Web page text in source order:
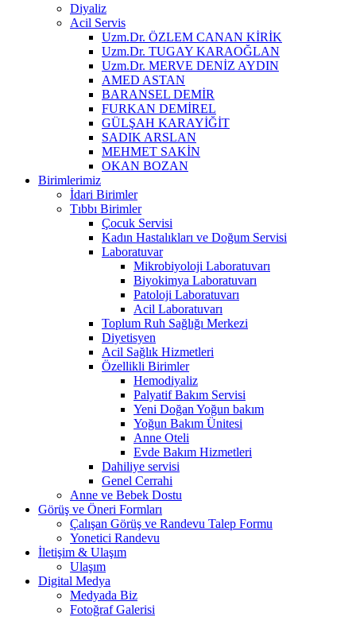
Diyaliz
Acil Servis
Uzm.Dr. ÖZLEM CANAN KİRİK
Uzm.Dr. TUGAY KARAOĞLAN
Uzm.Dr. MERVE DENİZ AYDIN
AMED ASTAN
BARANSEL DEMİR
FURKAN DEMİREL
GÜLŞAH KARAYİĞİT
SADIK ARSLAN
MEHMET SAKİN
OKAN BOZAN
Birimlerimiz
İdari Birimler
Tıbbı Birimler
Çocuk Servisi
Kadın Hastalıkları ve Doğum Servisi
Laboratuvar
Mikrobiyoloji Laboratuvarı
Biyokimya Laboratuvarı
Patoloji Laboratuvarı
Acil Laboratuvarı
Toplum Ruh Sağlığı Merkezi
Diyetisyen
Acil Sağlık Hizmetleri
Özellikli Birimler
Hemodiyaliz
Palyatif Bakım Servisi
Yeni Doğan Yoğun bakım
Yoğun Bakım Ünitesi
Anne Oteli
Evde Bakım Hizmetleri
Dahiliye servisi
Genel Cerrahi
Anne ve Bebek Dostu
Görüş ve Öneri Formları
Çalışan Görüş ve Randevu Talep Formu
Yonetici Randevu
İletişim & Ulaşım
Ulaşım
Digital Medya
Medyada Biz
Fotoğraf Galerisi